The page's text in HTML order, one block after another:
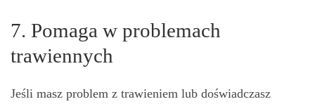
7. Pomaga w problemach
trawiennych
Jeśli masz problem z trawieniem lub doświadczasz